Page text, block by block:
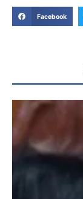
Facebook